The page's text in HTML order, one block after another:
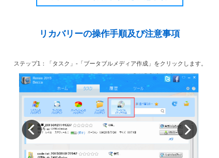
リカバリーの操作手順及び注意事項
ステップ1：「タスク」-「ブータブルメディア作成」をクリックします。